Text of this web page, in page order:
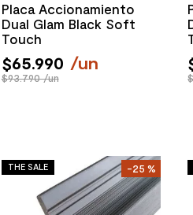
Placa Accionamiento
Dual Glam Black Soft
Touch
$65.990 /un
$93.790 /un
-25 %
THE SALE